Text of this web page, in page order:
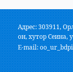
Адрес: 303911,
он, хутор Сеина,
E-mail: